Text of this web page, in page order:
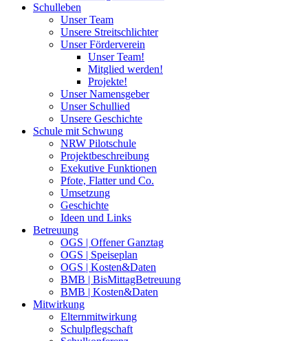
Schulleben
Unser Team
Unsere Streitschlichter
Unser Förderverein
Unser Team!
Mitglied werden!
Projekte!
Unser Namensgeber
Unser Schullied
Unsere Geschichte
Schule mit Schwung
NRW Pilotschule
Projektbeschreibung
Exekutive Funktionen
Pfote, Flatter und Co.
Umsetzung
Geschichte
Ideen und Links
Betreuung
OGS | Offener Ganztag
OGS | Speiseplan
OGS | Kosten&Daten
BMB | BisMittagBetreuung
BMB | Kosten&Daten
Mitwirkung
Elternmitwirkung
Schulpflegschaft